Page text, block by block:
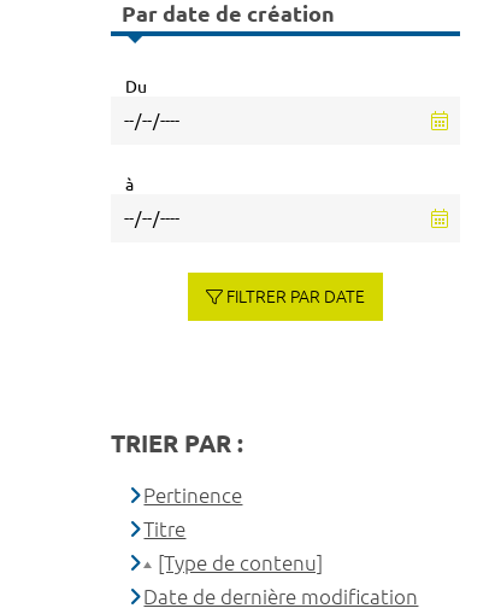
Par date de création
Du
à
FILTRER PAR DATE
TRIER PAR :
Pertinence
Titre
[Type de contenu]
Date de dernière modification